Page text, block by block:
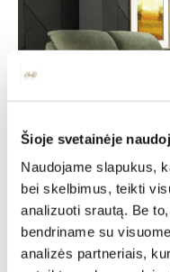
Šioje svetainėje
Naudojame slapukus,
bei skelbimus, teikti
analizuoti srautą. Be
bendriname su
analizės partneriais,
Minkšti
jaukumas
namuose